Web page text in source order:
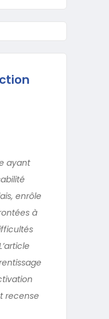
ayant
enrôle
à
recense